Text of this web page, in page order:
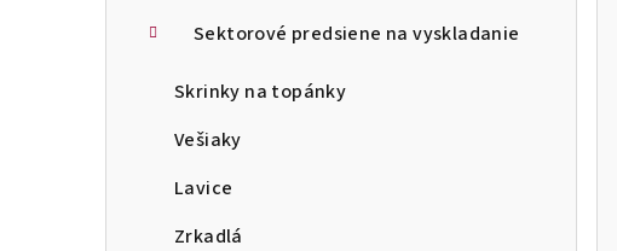
Sektorové predsiene na vyskladanie
Skrinky na topánky
Vešiaky
Lavice
Zrkadlá